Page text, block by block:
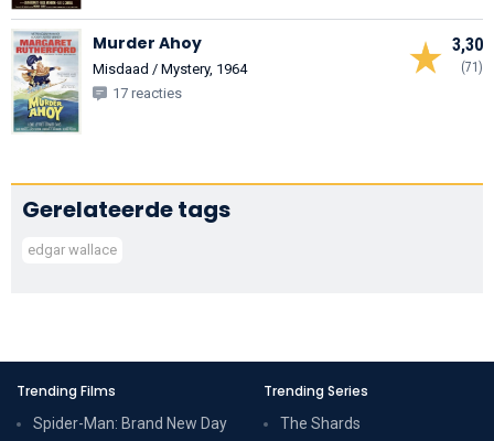
3,30
(71)
Murder Ahoy
Misdaad / Mystery, 1964
17 reacties
Gerelateerde tags
edgar wallace
Trending Films
Spider-Man: Brand New Day
Trending Series
The Shards